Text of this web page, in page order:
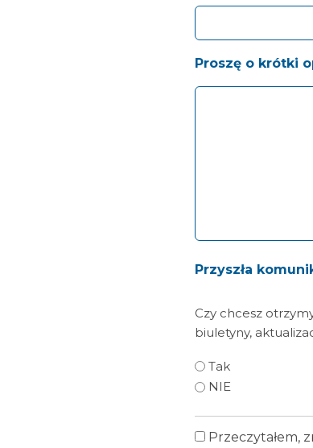
Proszę o krótki
Przyszła
Czy chcesz
biuletyny,
Tak
NIE
Polityka
Przeczytałem,